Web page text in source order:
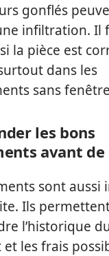
gonflés
infiltration. Il
la pièce est
dans les
sans
les bons
avant
sont aussi
Ils
l’historique
les frais